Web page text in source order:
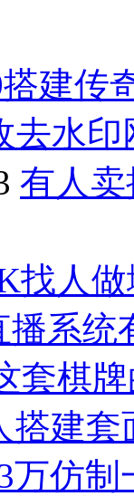
建传
去水印
有人
找人
播系统
套棋
搭建
万仿制